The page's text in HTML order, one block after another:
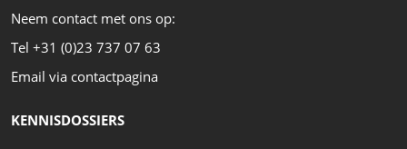
Neem contact met ons op:
Tel +31 (0)23 737 07 63
Email via contactpagina
KENNISDOSSIERS